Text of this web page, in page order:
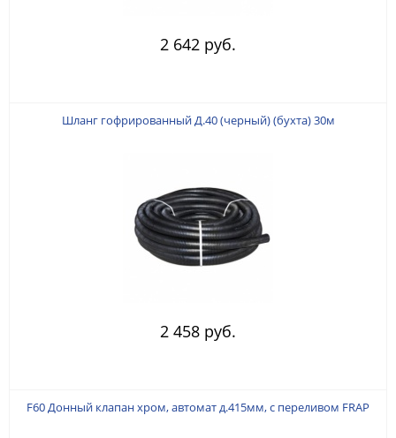
2 642 руб.
Шланг гофрированный Д.40 (черный) (бухта) 30м
2 458 руб.
F60 Донный клапан хром, автомат д.415мм, с переливом FRAP